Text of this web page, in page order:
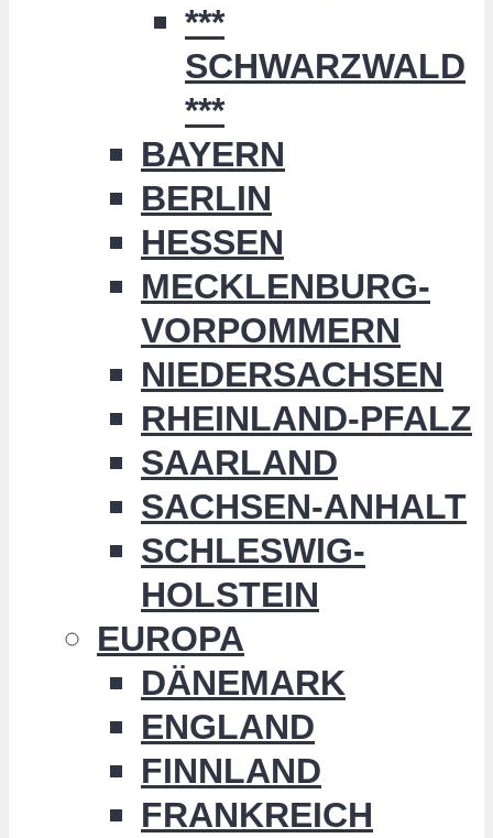
***
SCHWARZWALD
***
BAYERN
BERLIN
HESSEN
MECKLENBURG-
VORPOMMERN
NIEDERSACHSEN
RHEINLAND-PFALZ
SAARLAND
SACHSEN-ANHALT
SCHLESWIG-
HOLSTEIN
EUROPA
DÄNEMARK
ENGLAND
FINNLAND
FRANKREICH